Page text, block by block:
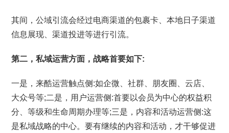
其间，公域引流会经过电商渠道的包裹卡、本地日子渠道
信息展现、渠道投进等进行引流。
第二，私域运营方面，战略首要如下:
一是，来酷运营触点侧:如企微、社群、朋友圈、云店、
大众号等;二是，用户运营侧:首要以会员为中心的权益积
分、等级和生命周期办理等;三是，内容和活动运营侧:这
是私域战略的中心。要有继续的内容和活动，才干够促进